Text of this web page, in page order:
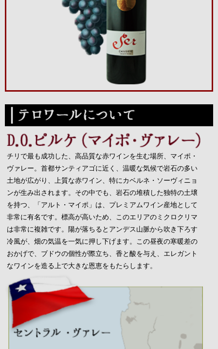
チリで最も成功した、高品質な赤ワインを生む場所、マイポ・
ヴァレー。首都サンティアゴに近く、温暖な気候で岩石の多い
土地が広がり、上質な赤ワイン、特にカベルネ・ソーヴィニョ
ンが生み出されます。その中でも、岩石の堆積した独特の土壌
を持つ、「アルト・マイポ」は、プレミアムワイン産地として
非常に有名です。標高が高いため、このエリアのミクロクリマ
は非常に複雑です。陽が落ちるとアンデス山脈から吹き下ろす
冷風が、畑の気温を一気に押し下げます。この昼夜の寒暖差の
おかげで、ブドウの個性が際立ち、香と酸を与え、エレガント
なワインを造る上で大きな恩恵をもたらします。